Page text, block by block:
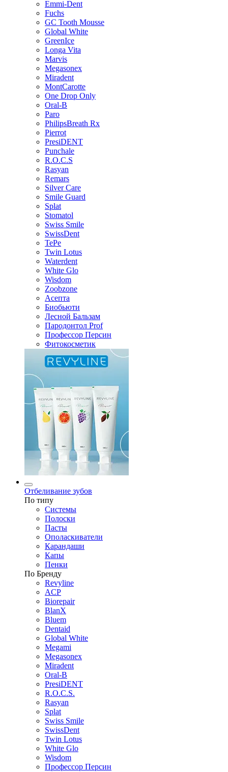
Emmi-Dent
Fuchs
GC Tooth Mousse
Global White
GreenIce
Longa Vita
Marvis
Megasonex
Miradent
MontCarotte
One Drop Only
Oral-B
Paro
PhilipsBreath Rx
Pierrot
PresiDENT
Punchale
R.O.C.S
Rasyan
Remars
Silver Care
Smile Guard
Splat
Stomatol
Swiss Smile
SwissDent
TePe
Twin Lotus
Waterdent
White Glo
Wisdom
Zoobzone
Асепта
Биобьюти
Лесной Бальзам
Пародонтол Prof
Профессор Персин
Фитокосметик
Отбеливание зубов
По типу
Системы
Полоски
Пасты
Ополаскиватели
Карандаши
Капы
Пенки
По Бренду
Revyline
ACP
Biorepair
BlanX
Bluem
Dentaid
Global White
Megami
Megasonex
Miradent
Oral-B
PresiDENT
R.O.C.S.
Rasyan
Splat
Swiss Smile
SwissDent
Twin Lotus
White Glo
Wisdom
Профессор Персин